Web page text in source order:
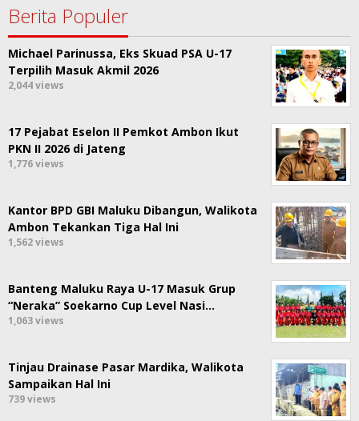
Berita Populer
Michael Parinussa, Eks Skuad PSA U-17
Terpilih Masuk Akmil 2026
2,044 views
17 Pejabat Eselon II Pemkot Ambon Ikut
PKN II 2026 di Jateng
1,776 views
Kantor BPD GBI Maluku Dibangun, Walikota
Ambon Tekankan Tiga Hal Ini
1,562 views
Banteng Maluku Raya U-17 Masuk Grup
“Neraka” Soekarno Cup Level Nasi…
1,063 views
Tinjau Drainase Pasar Mardika, Walikota
Sampaikan Hal Ini
739 views